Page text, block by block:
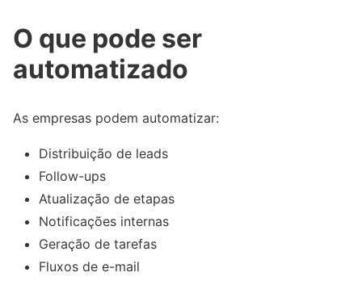
O que pode ser
automatizado
As empresas podem automatizar:
Distribuição de leads
Follow-ups
Atualização de etapas
Notificações internas
Geração de tarefas
Fluxos de e-mail